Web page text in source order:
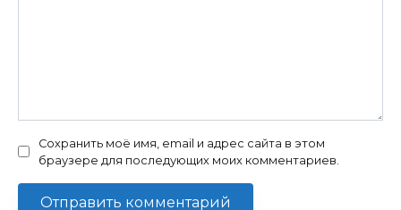
Сохранить моё имя, email и адрес сайта в этом
браузере для последующих моих комментариев.